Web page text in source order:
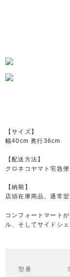
【サイズ】
幅40cm 奥行36cm
【配送方法】
クロネコヤマト宅急便
【納期】
店頭在庫商品。通常
コンフォートマート
ル、そしてサイドシ
型番